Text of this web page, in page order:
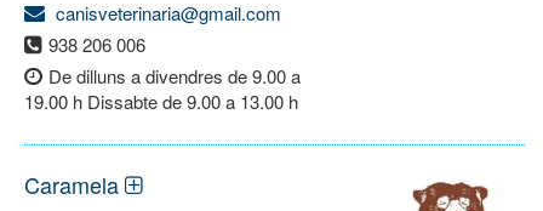
canisveterinaria@gmail.com
938 206 006
De dilluns a divendres de 9.00 a
19.00 h Dissabte de 9.00 a 13.00 h
Caramela